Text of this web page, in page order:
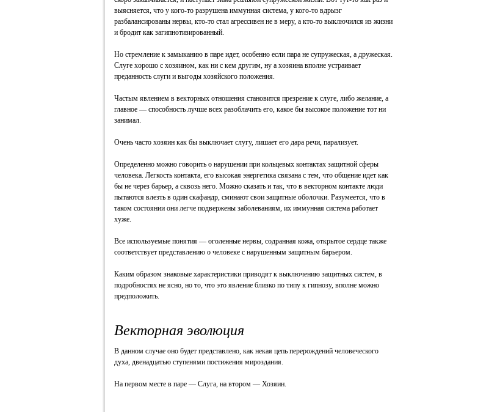
выясняется, что у кого-то разрушена иммунная система, у кого-то вдрызг
разбалансированы нервы, кто-то стал агрессивен не в меру, а кто-то выключился из жизни
и бродит как загипнотизированный.
Но стремление к замыканию в паре идет, особенно если пара не супружеская, а дружеская.
Слуге хорошо с хозяином, как ни с кем другим, ну а хозяина вполне устраивает
преданность слуги и выгоды хозяйского положения.
Частым явлением в векторных отношения становится презрение к слуге, либо желание, а
главное — способность лучше всех разоблачить его, какое бы высокое положение тот ни
занимал.
Очень часто хозяин как бы выключает слугу, лишает его дара речи, парализует.
Определенно можно говорить о нарушении при кольцевых контактах защитной сферы
человека. Легкость контакта, его высокая энергетика связана с тем, что общение идет как
бы не через барьер, а сквозь него. Можно сказать и так, что в векторном контакте люди
пытаются влезть в один скафандр, сминают свои защитные оболочки. Разумеется, что в
таком состоянии они легче подвержены заболеваниям, их иммунная система работает
хуже.
Все используемые понятия — оголенные нервы, содранная кожа, открытое сердце также
соответствует представлению о человеке с нарушенным защитным барьером.
Каким образом знаковые характеристики приводят к выключению защитных систем, в
подробностях не ясно, но то, что это явление близко по типу к гипнозу, вполне можно
предположить.
Векторная эволюция
В данном случае оно будет представлено, как некая цепь перерождений человеческого
духа, двенадцатью ступенями постижения мироздания.
На первом месте в паре — Слуга, на втором — Хозяин.